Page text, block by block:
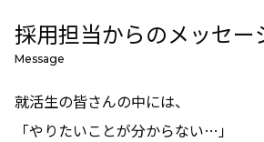
数字で見るサンブリッジ
成長できる環境
採用担当からのメッセー
Message
就活生の皆さんの中には、
「やりたいことが分からない…」